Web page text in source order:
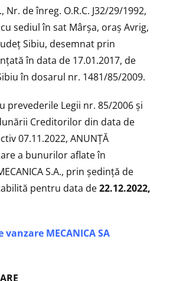
Nr. de înreg. O.R.C. J32/29/1992,
cu sediul în sat Mârșa, oraș Avrig,
Sibiu, desemnat prin
în data de 17.01.2017, de
în dosarul nr. 1481/85/2009.
prevederile Legii nr. 85/2006 şi
Creditorilor din data de
07.11.2022, ANUNŢĂ
a bunurilor aflate în
S.A., prin ședință de
pentru data de22.12.2022,
MECANICA SA